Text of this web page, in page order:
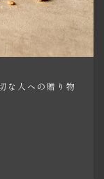
な人への贈り物